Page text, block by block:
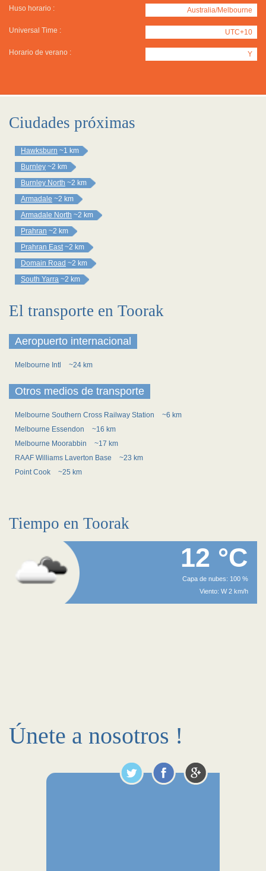
Huso horario : Australia/Melbourne
Universal Time : UTC+10
Horario de verano : Y
Ciudades próximas
Hawksburn ~1 km
Burnley ~2 km
Burnley North ~2 km
Armadale ~2 km
Armadale North ~2 km
Prahran ~2 km
Prahran East ~2 km
Domain Road ~2 km
South Yarra ~2 km
El transporte en Toorak
Aeropuerto internacional
Melbourne Intl ~24 km
Otros medios de transporte
Melbourne Southern Cross Railway Station
~6 km
Melbourne Essendon
~16 km
Melbourne Moorabbin
~17 km
RAAF Williams Laverton Base
~23 km
Point Cook
~25 km
Tiempo en Toorak
12 °C
Capa de nubes: 100 %
Viento: W 2 km/h
Únete a nosotros !